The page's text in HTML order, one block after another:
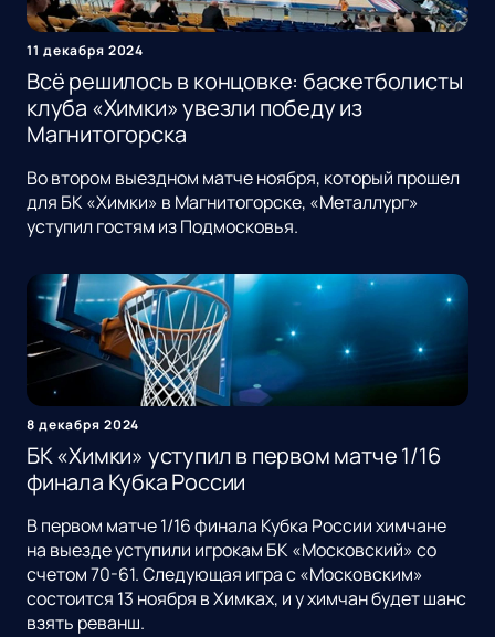
11 декабря 2024
Всё решилось в концовке: баскетболисты
клуба «Химки» увезли победу из
Магнитогорска
Во втором выездном матче ноября, который прошел
для БК «Химки» в Магнитогорске, «Металлург»
уступил гостям из Подмосковья.
8 декабря 2024
БК «Химки» уступил в первом матче 1/16
финала Кубка России
В первом матче 1/16 финала Кубка России химчане
на выезде уступили игрокам БК «Московский» со
счетом 70-61. Следующая игра с «Московским»
состоится 13 ноября в Химках, и у химчан будет шанс
взять реванш.